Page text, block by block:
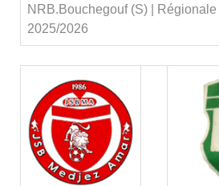
NRB.Bouchegouf (S) |
2025/2026